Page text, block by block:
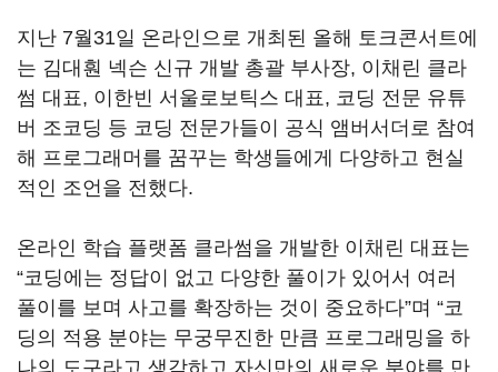
지난 7월31일 온라인으로 개최된 올해 토크콘서트에
는 김대훤 넥슨 신규 개발 총괄 부사장, 이채린 클라
썸 대표, 이한빈 서울로보틱스 대표, 코딩 전문 유튜
버 조코딩 등 코딩 전문가들이 공식 앰버서더로 참여
해 프로그래머를 꿈꾸는 학생들에게 다양하고 현실
적인 조언을 전했다.
온라인 학습 플랫폼 클라썸을 개발한 이채린 대표는
“코딩에는 정답이 없고 다양한 풀이가 있어서 여러
풀이를 보며 사고를 확장하는 것이 중요하다”며 “코
딩의 적용 분야는 무궁무진한 만큼 프로그래밍을 하
나의 도구라고 생각하고 자신만의 새로운 분야를 만